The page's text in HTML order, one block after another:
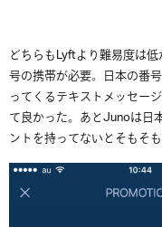
どちらもLyftより難易度は
号の携帯が必要。日本の番
ってくるテキストメッセー
て良かった。あとJunoは日
ントを持ってないとそもそも